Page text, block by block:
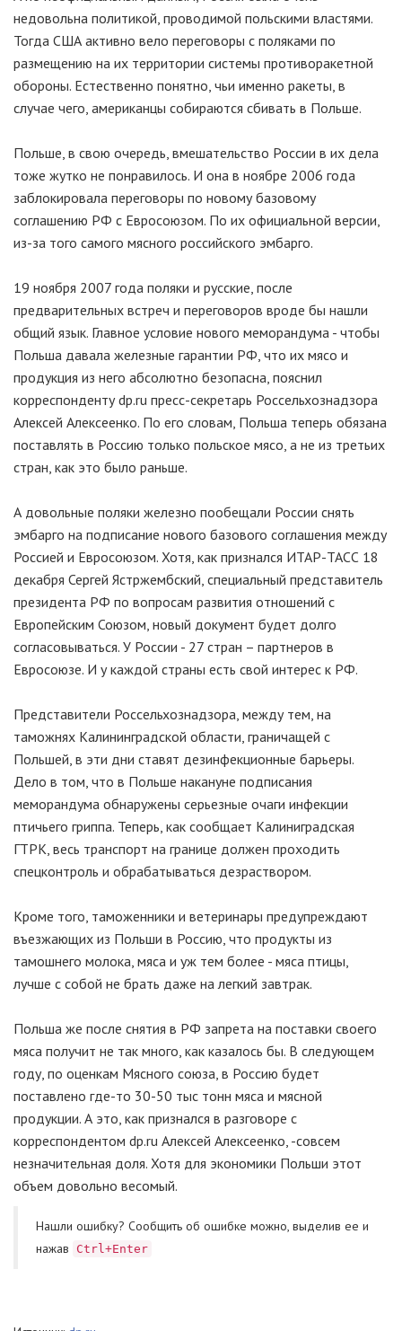
недовольна политикой, проводимой польскими властями.
Тогда США активно вело переговоры с поляками по
размещению на их территории системы противоракетной
обороны. Естественно понятно, чьи именно ракеты, в
случае чего, американцы собираются сбивать в Польше.
Польше, в свою очередь, вмешательство России в их дела
тоже жутко не понравилось. И она в ноябре 2006 года
заблокировала переговоры по новому базовому
соглашению РФ с Евросоюзом. По их официальной версии,
из-за того самого мясного российского эмбарго.
19 ноября 2007 года поляки и русские, после
предварительных встреч и переговоров вроде бы нашли
общий язык. Главное условие нового меморандума - чтобы
Польша давала железные гарантии РФ, что их мясо и
продукция из него абсолютно безопасна, пояснил
корреспонденту dp.ru пресс-секретарь Россельхознадзора
Алексей Алексеенко. По его словам, Польша теперь обязана
поставлять в Россию только польское мясо, а не из третьих
стран, как это было раньше.
А довольные поляки железно пообещали России снять
эмбарго на подписание нового базового соглашения между
Россией и Евросоюзом. Хотя, как признался ИТАР-ТАСС 18
декабря Сергей Ястржембский, специальный представитель
президента РФ по вопросам развития отношений с
Европейским Союзом, новый документ будет долго
согласовываться. У России - 27 стран – партнеров в
Евросоюзе. И у каждой страны есть свой интерес к РФ.
Представители Россельхознадзора, между тем, на
таможнях Калининградской области, граничащей с
Польшей, в эти дни ставят дезинфекционные барьеры.
Дело в том, что в Польше накануне подписания
меморандума обнаружены серьезные очаги инфекции
птичьего гриппа. Теперь, как сообщает Калиниградская
ГТРК, весь транспорт на границе должен проходить
спецконтроль и обрабатываться дезраствором.
Кроме того, таможенники и ветеринары предупреждают
въезжающих из Польши в Россию, что продукты из
тамошнего молока, мяса и уж тем более - мяса птицы,
лучше с собой не брать даже на легкий завтрак.
Польша же после снятия в РФ запрета на поставки своего
мяса получит не так много, как казалось бы. В следующем
году, по оценкам Мясного союза, в Россию будет
поставлено где-то 30-50 тыс тонн мяса и мясной
продукции. А это, как признался в разговоре с
корреспондентом dp.ru Алексей Алексеенко, -совсем
незначительная доля. Хотя для экономики Польши этот
объем довольно весомый.
Нашли ошибку? Cообщить об ошибке можно, выделив ее и
нажав
Ctrl+Enter